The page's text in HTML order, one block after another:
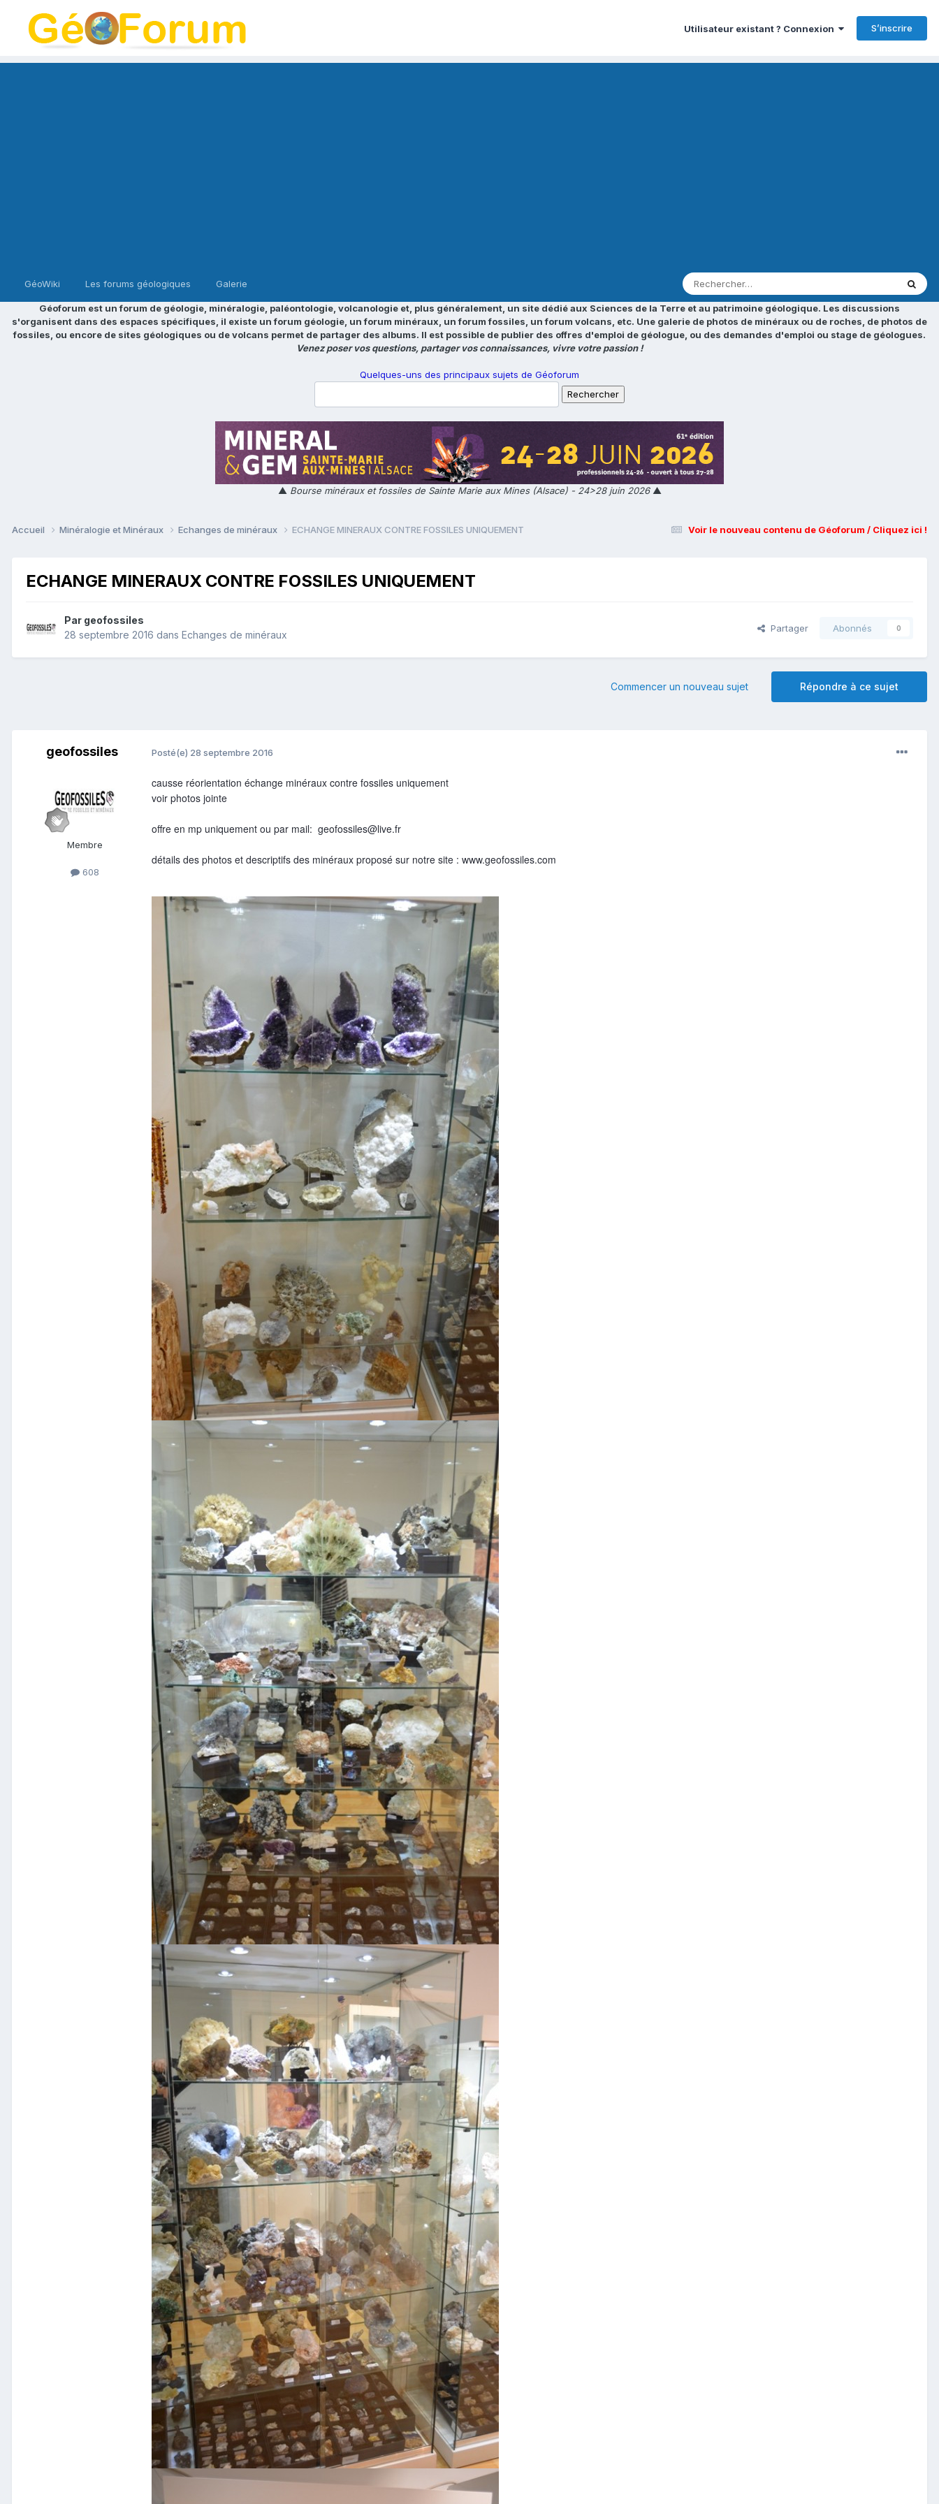
Utilisateur existant ? Connexion S’inscrire
GéoWiki Les forums géologiques Galerie
Géoforum est un forum de géologie, minéralogie, paléontologie, volcanologie et, plus généralement, un site dédié aux Sciences de la Terre et au patrimoine géologique. Les discussions
s'organisent dans des espaces spécifiques, il existe un forum géologie, un forum minéraux, un forum fossiles, un forum volcans, etc. Une galerie de photos de minéraux ou de roches, de photos de
fossiles, ou encore de sites géologiques ou de volcans permet de partager des albums. Il est possible de publier des offres d'emploi de géologue, ou des demandes d'emploi ou stage de géologues.
Venez poser vos questions, partager vos connaissances, vivre votre passion !
Quelques-uns des principaux sujets de Géoforum
▲ Bourse minéraux et fossiles de Sainte Marie aux Mines (Alsace) - 24>28 juin 2026▲
Voir le nouveau contenu de Géoforum / Cliquez ici !
Accueil Minéralogie et Minéraux Echanges de minéraux ECHANGE MINERAUX CONTRE FOSSILES UNIQUEMENT
ECHANGE MINERAUX CONTRE FOSSILES UNIQUEMENT
Par geofossiles
28 septembre 2016 dans Echanges de minéraux
Partager Abonnés 0
Répondre à ce sujet
Commencer un nouveau sujet
geofossiles
Membre
608
Posté(e) 28 septembre 2016
causse réorientation échange minéraux contre fossiles uniquement
voir photos jointe
offre en mp uniquement ou par mail: geofossiles@live.fr
détails des photos et descriptifs des minéraux proposé sur notre site : www.geofossiles.com